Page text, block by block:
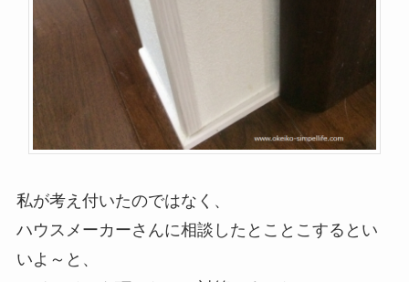
私が考え付いたのではなく、
ハウスメーカーさんに相談したとことこするとい
いよ～と、